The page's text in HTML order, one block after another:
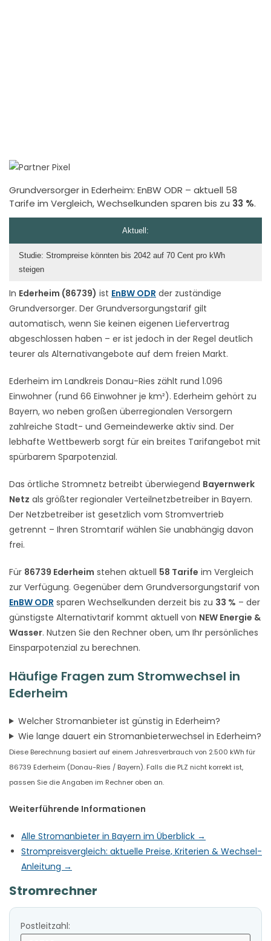
Grundversorger in Ederheim: EnBW ODR – aktuell 58
Tarife im Vergleich, Wechselkunden sparen bis zu 33 %.
In Ederheim (86739) ist EnBW ODR der zuständige
Grundversorger. Der Grundversorgungstarif gilt
automatisch, wenn Sie keinen eigenen Liefervertrag
abgeschlossen haben – er ist jedoch in der Regel deutlich
teurer als Alternativangebote auf dem freien Markt.
Ederheim im Landkreis Donau-Ries zählt rund 1.096
Einwohner (rund 66 Einwohner je km²). Ederheim gehört zu
Bayern, wo neben großen überregionalen Versorgern
zahlreiche Stadt- und Gemeindewerke aktiv sind. Der
lebhafte Wettbewerb sorgt für ein breites Tarifangebot mit
spürbarem Sparpotenzial.
Das örtliche Stromnetz betreibt überwiegend Bayernwerk
Netz als größter regionaler Verteilnetzbetreiber in Bayern.
Der Netzbetreiber ist gesetzlich vom Stromvertrieb
getrennt – Ihren Stromtarif wählen Sie unabhängig davon
frei.
Für 86739 Ederheim stehen aktuell 58 Tarife im Vergleich
zur Verfügung. Gegenüber dem Grundversorgungstarif von
EnBW ODR sparen Wechselkunden derzeit bis zu 33 % – der
günstigste Alternativtarif kommt aktuell von NEW Energie &
Wasser. Nutzen Sie den Rechner oben, um Ihr persönliches
Einsparpotenzial zu berechnen.
Häufige Fragen zum Stromwechsel in
Ederheim
Welcher Stromanbieter ist günstig in Ederheim?
Wie lange dauert ein Stromanbieterwechsel in Ederheim?
Diese Berechnung basiert auf einem Jahresverbrauch von 2.500 kWh für
86739 Ederheim (Donau-Ries / Bayern). Falls die PLZ nicht korrekt ist,
passen Sie die Angaben im Rechner oben an.
Weiterführende Informationen
Alle Stromanbieter in Bayern im Überblick →
Strompreisvergleich: aktuelle Preise, Kriterien & Wechsel-
Anleitung →
Aktuell:
Studie: Strompreise könnten bis 2042 auf 70 Cent pro kWh
steigen
Stromrechner
Postleitzahl: